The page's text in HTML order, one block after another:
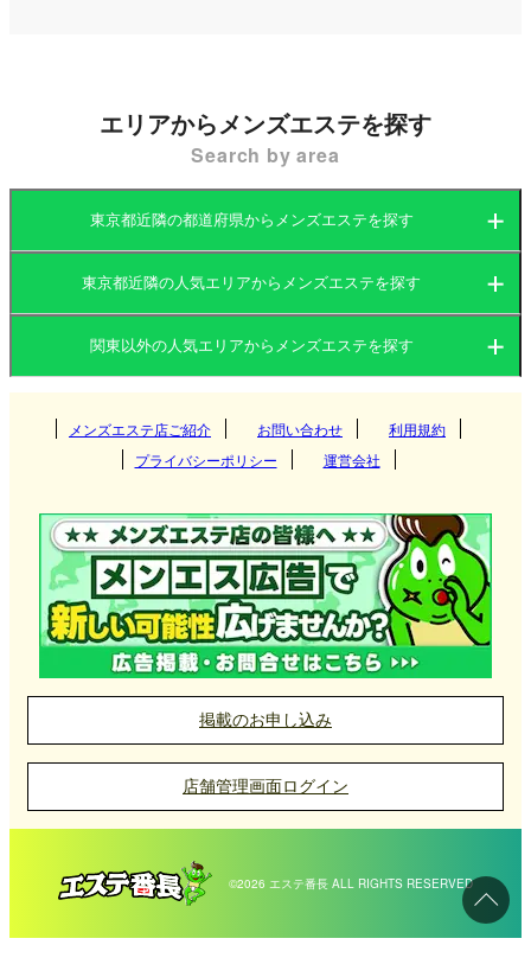
そんな大泉学園には、都会の喧騒から離れてリラッ
クスできるメンズエステ（メンエス）店が点在して
います。大泉学園駅周辺にはこぢんまりとした個室
型の店舗が多く、マンションの一室を利用したプラ
イベート空間で施術を受けられるお店が主流です。
また、派遣型のメンズエステもあり、自宅や宿泊先
でのリラックスタイムを楽しむことができます。
大泉学園のメンズエステ店は、繁華街のエリアと比
べて落ち着いた雰囲気が特徴で、日々のストレスを
す。地元住民だけでなく、都心から訪れる人々にも
人気があります。
大泉学園メンズエステ店の選び方
大泉学園のメンズエステは、緑に囲まれたエリアと
いう特性を活かし、日常から離れた癒しの時間を提
供してくれます。静かな住宅街の中に店舗が点在し
ているため、周囲の雑音を気にせずゆったりと施術
を受けることができます。
エリアからメンズエステを探す
Search by area
東京都近隣の都道府県からメンズエステを探す
茨城県 群馬県
栃木県 東京都
神奈川県 千葉県
東京都近隣の人気エリアからメンズエステを探す
つくば
守谷
神栖
取手
土浦
群馬県
伊勢崎
太田
前橋
館林
宇都宮
那須塩原
小山
東京都
新宿
吉祥寺
府中
町田
中野
池袋
神奈川県
横浜
川崎
伊勢佐木長者町
武蔵小杉
千葉県
千葉
松戸
柏
船橋
埼玉県
浦和
越谷
関東以外の人気エリアからメンズエステを探す
関西
兵庫県 滋賀県
奈良県 和歌山県
愛知県 岐阜県
三重県 静岡県
北海道・東北
北海道 岩手県
秋田県 青森県
福島県
九州・沖縄
福岡県 大分県
熊本県 鹿児島県
沖縄県 佐賀県
中国
岡山県 広島県
山口県 鳥取県
島根県
北陸・甲信越
福井県 新潟県
長野県 山梨県
四国
愛媛県 香川県
高知県 徳島県
メンズエステ店ご紹介 お問い合わせ
利用規約
プライバシーポリシー
運営会社
掲載のお申し込み
店舗管理画面ログイン
©2026 エステ番長 ALL RIGHTS RESERVED